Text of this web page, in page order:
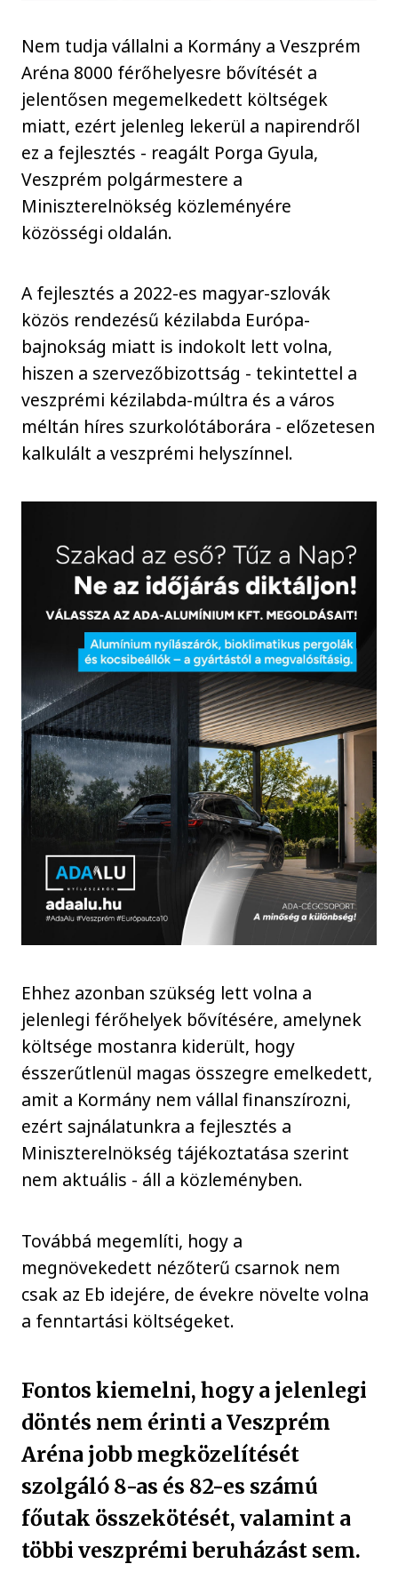
Nem tudja vállalni a Kormány a Veszprém
Aréna 8000 férőhelyesre bővítését a
jelentősen megemelkedett költségek
miatt, ezért jelenleg lekerül a napirendről
ez a fejlesztés - reagált Porga Gyula,
Veszprém polgármestere a
Miniszterelnökség közleményére
közösségi oldalán.
A fejlesztés a 2022-es magyar-szlovák
közös rendezésű kézilabda Európa-
bajnokság miatt is indokolt lett volna,
hiszen a szervezőbizottság - tekintettel a
veszprémi kézilabda-múltra és a város
méltán híres szurkolótáborára - előzetesen
kalkulált a veszprémi helyszínnel.
Ehhez azonban szükség lett volna a
jelenlegi férőhelyek bővítésére, amelynek
költsége mostanra kiderült, hogy
ésszerűtlenül magas összegre emelkedett,
amit a Kormány nem vállal finanszírozni,
ezért sajnálatunkra a fejlesztés a
Miniszterelnökség tájékoztatása szerint
nem aktuális - áll a közleményben.
Továbbá megemlíti, hogy a
megnövekedett nézőterű csarnok nem
csak az Eb idejére, de évekre növelte volna
a fenntartási költségeket.
Fontos kiemelni, hogy a jelenlegi
döntés nem érinti a Veszprém
Aréna jobb megközelítését
szolgáló 8-as és 82-es számú
főutak összekötését, valamint a
többi veszprémi beruházást sem.